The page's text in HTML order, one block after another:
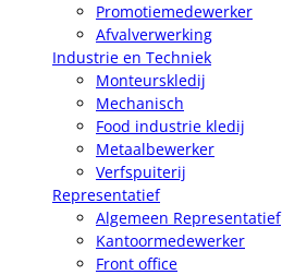
Promotiemedewerker
Afvalverwerking
Industrie en Techniek
Monteurskledij
Mechanisch
Food industrie kledij
Metaalbewerker
Verfspuiterij
Representatief
Algemeen Representatief
Kantoormedewerker
Front office